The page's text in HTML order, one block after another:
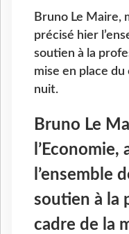
Bruno Le Maire,
précisé hier
soutien à la
mise en place
nuit.
Bruno Le
l’ensemble
soutien à la
cadre de la